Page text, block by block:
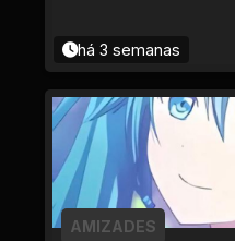
há 3 semanas
AMIZADES